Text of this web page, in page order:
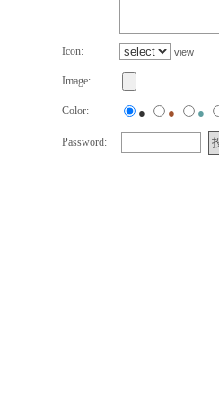
Icon: view
Image:
Color: ● ● ●
Password: